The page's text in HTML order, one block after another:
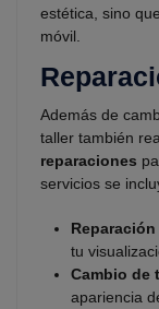
estética, sino
móvil.
Además de
taller también
reparaciones
servicios se
tu
Cambio de
apariencia